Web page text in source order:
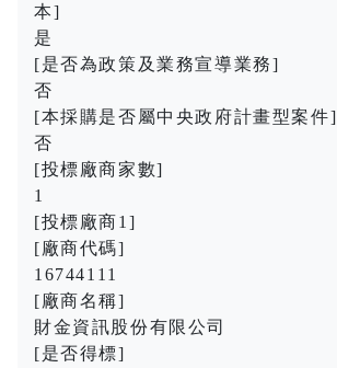
本]
是
[是否為政策及業務宣導業務]
否
[本採購是否屬中央政府計畫型案件]
否
[投標廠商家數]
1
[投標廠商1]
[廠商代碼]
16744111
[廠商名稱]
財金資訊股份有限公司
[是否得標]